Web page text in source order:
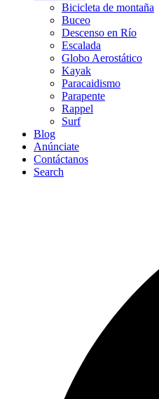
Bicicleta de montaña
Buceo
Descenso en Río
Escalada
Globo Aerostático
Kayak
Paracaidismo
Parapente
Rappel
Surf
Blog
Anúnciate
Contáctanos
Search